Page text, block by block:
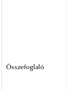
Összefoglaló